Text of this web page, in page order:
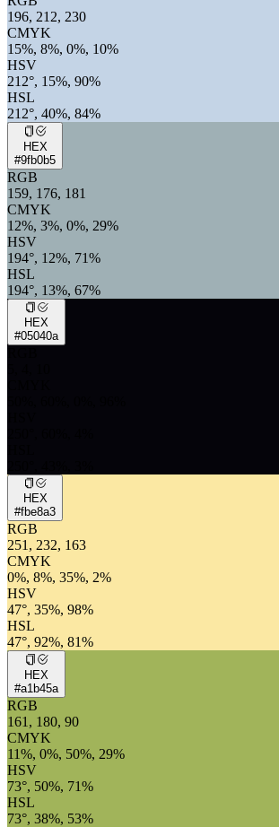
196, 212, 230
CMYK
15%, 8%, 0%, 10%
HSV
212°, 15%, 90%
HSL
212°, 40%, 84%
HEX
#9fb0b5
RGB
159, 176, 181
CMYK
12%, 3%, 0%, 29%
HSV
194°, 12%, 71%
HSL
194°, 13%, 67%
HEX
#05040a
HEX
#fbe8a3
RGB
251, 232, 163
CMYK
0%, 8%, 35%, 2%
HSV
47°, 35%, 98%
HSL
47°, 92%, 81%
HEX
#a1b45a
RGB
161, 180, 90
CMYK
11%, 0%, 50%, 29%
HSV
73°, 50%, 71%
HSL
73°, 38%, 53%